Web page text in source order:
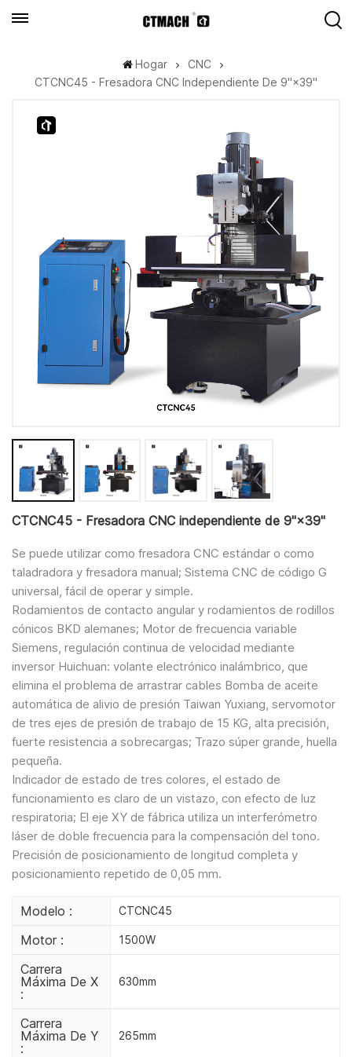
Hogar
CNC
CTCNC45 - Fresadora CNC Independiente De 9"×39"
CTCNC45 - Fresadora CNC independiente de 9"×39"
Se puede utilizar como fresadora CNC estándar o como
taladradora y fresadora manual; Sistema CNC de código G
universal, fácil de operar y simple.
Rodamientos de contacto angular y rodamientos de rodillos
cónicos BKD alemanes; Motor de frecuencia variable
Siemens, regulación continua de velocidad mediante
inversor Huichuan: volante electrónico inalámbrico, que
elimina el problema de arrastrar cables Bomba de aceite
automática de alivio de presión Taiwan Yuxiang, servomotor
de tres ejes de presión de trabajo de 15 KG, alta precisión,
fuerte resistencia a sobrecargas; Trazo súper grande, huella
pequeña.
Indicador de estado de tres colores, el estado de
funcionamiento es claro de un vistazo, con efecto de luz
respiratoria; El eje XY de fábrica utiliza un interferómetro
láser de doble frecuencia para la compensación del tono.
Precisión de posicionamiento de longitud completa y
posicionamiento repetido de 0,05 mm.
Modelo : CTCNC45
Motor : 1500W
Carrera
Máxima De X
:
630mm
Carrera
Máxima De Y
:
265mm